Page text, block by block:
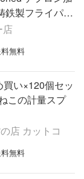
鉄製フライパン
店
無料
い×120個セッ
この計量スプ
店 カットコ
無料